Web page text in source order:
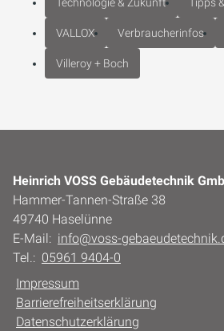
Technologie & Zukunft Tipps
VALLOX Verbraucherinfos
Villeroy + Boch
Heinrich VOSS Gebäudetechnik
Hammer-Tannen-Straße 38
49740 Haselünne
E-Mail: info@voss-
Tel.: 05961 9404-0
Impressum
Barrierefreiheitserklärung
Datenschutzerklärung